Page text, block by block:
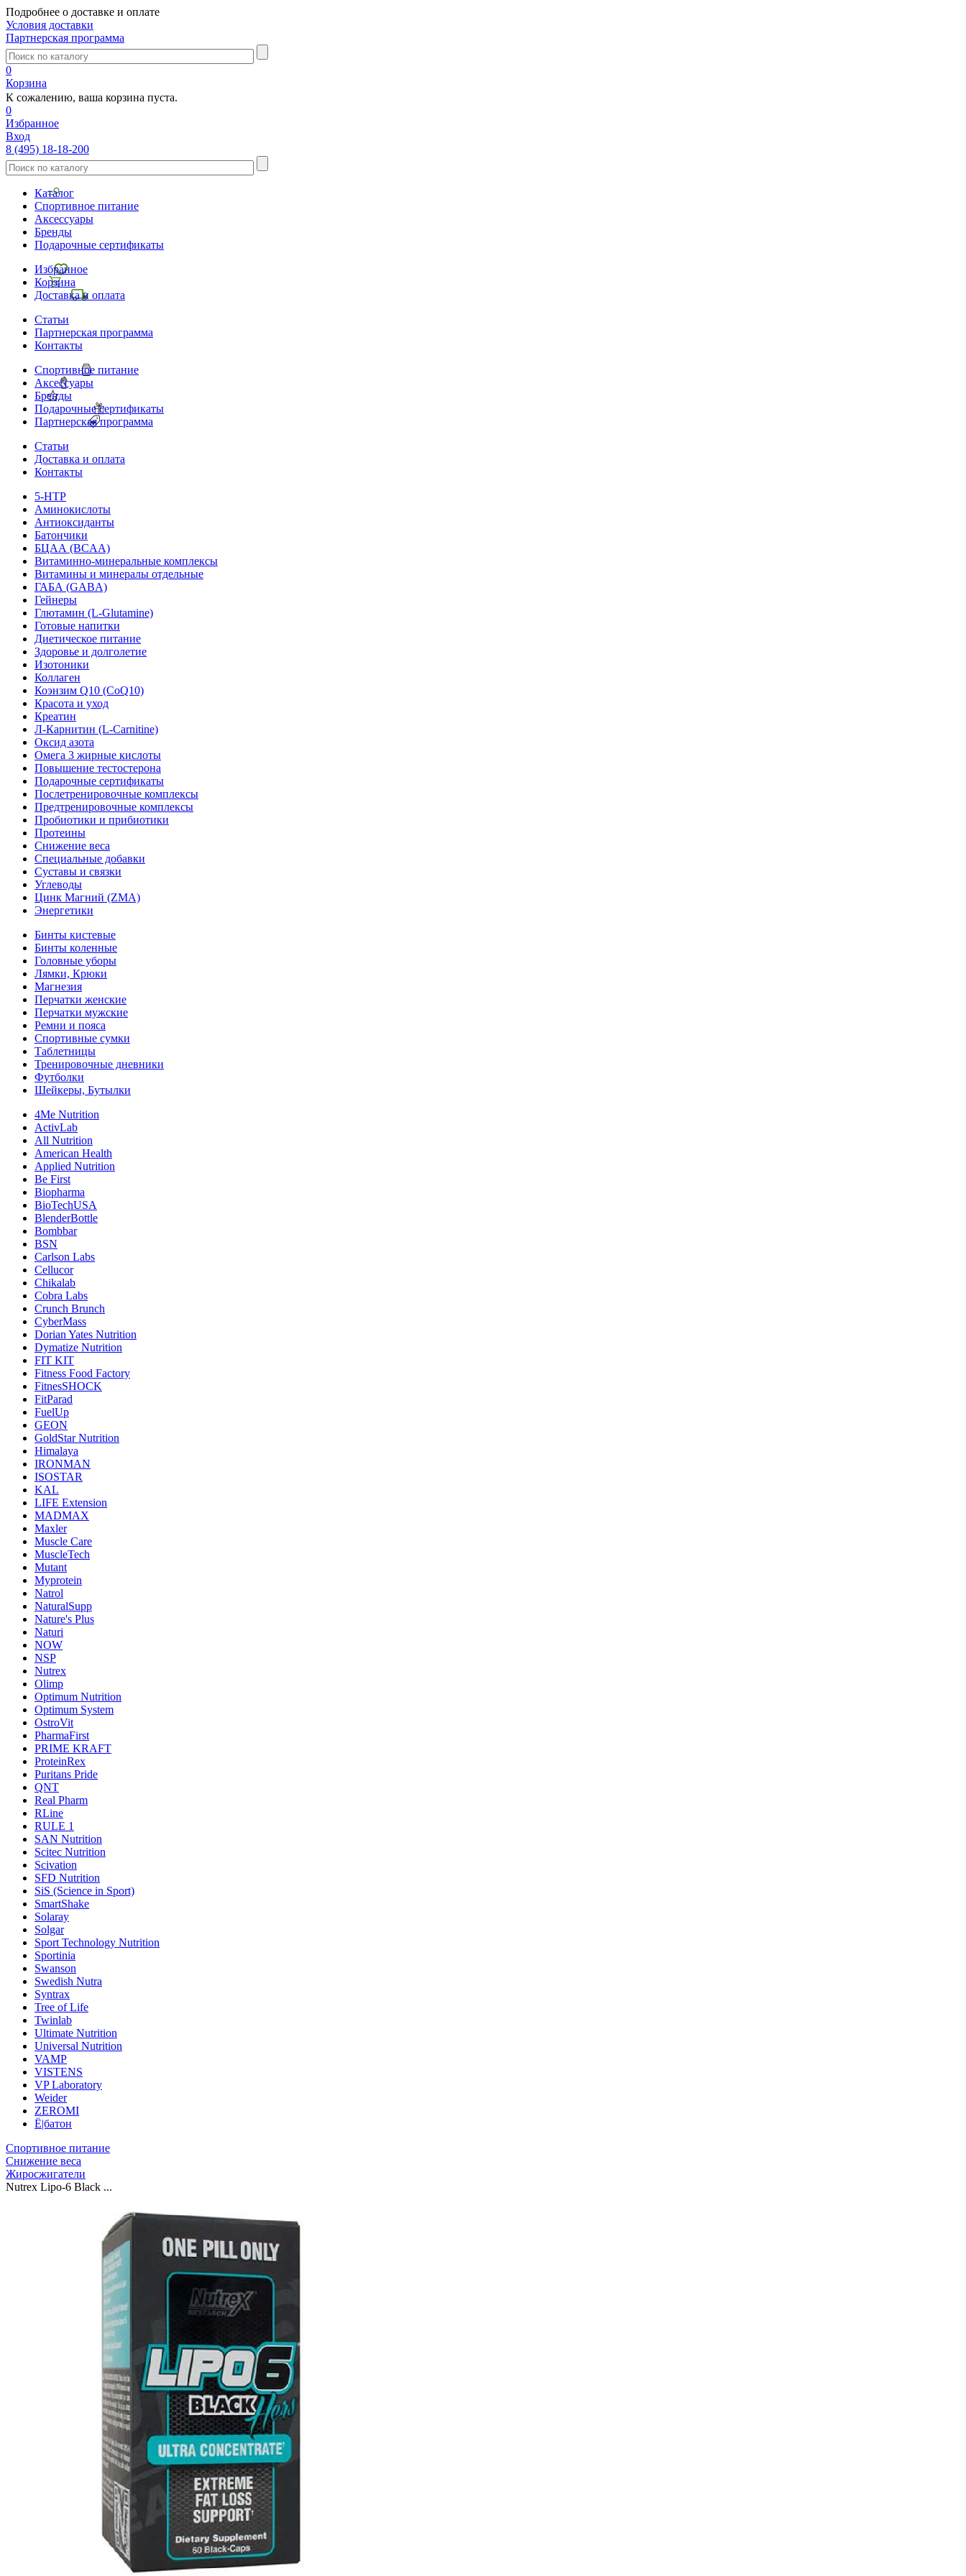
Подробнее о доставке и оплате
Условия доставки
Партнерская программа
0
Корзина
К сожалению, ваша корзина пуста.
0
Избранное
Вход
8 (495) 18-18-200
Каталог
Спортивное питание
Аксессуары
Бренды
Подарочные сертификаты
Избранное
Корзина
Доставка и оплата
Статьи
Партнерская программа
Контакты
Спортивное питание
Аксессуары
Бренды
Подарочные сертификаты
Партнерская программа
Статьи
Доставка и оплата
Контакты
5-HTP
Аминокислоты
Антиоксиданты
Батончики
БЦАА (BCAA)
Витаминно-минеральные комплексы
Витамины и минералы отдельные
ГАБА (GABA)
Гейнеры
Глютамин (L-Glutamine)
Готовые напитки
Диетическое питание
Здоровье и долголетие
Изотоники
Коллаген
Коэнзим Q10 (CoQ10)
Красота и уход
Креатин
Л-Карнитин (L-Сarnitine)
Оксид азота
Омега 3 жирные кислоты
Повышение тестостерона
Подарочные сертификаты
Послетренировочные комплексы
Предтренировочные комплексы
Пробиотики и прибиотики
Протеины
Снижение веса
Специальные добавки
Суставы и связки
Углеводы
Цинк Магний (ZMA)
Энергетики
Бинты кистевые
Бинты коленные
Головные уборы
Лямки, Крюки
Магнезия
Перчатки женские
Перчатки мужские
Ремни и пояса
Спортивные сумки
Таблетницы
Тренировочные дневники
Футболки
Шейкеры, Бутылки
4Me Nutrition
ActivLab
All Nutrition
American Health
Applied Nutrition
Be First
Biopharma
BioTechUSA
BlenderBottle
Bombbar
BSN
Carlson Labs
Cellucor
Chikalab
Cobra Labs
Crunch Brunch
CyberMass
Dorian Yates Nutrition
Dymatize Nutrition
FIT KIT
Fitness Food Factory
FitnesSHOCK
FitParad
FuelUp
GEON
GoldStar Nutrition
Himalaya
IRONMAN
ISOSTAR
KAL
LIFE Extension
MADMAX
Maxler
Muscle Care
MuscleTech
Mutant
Myprotein
Natrol
NaturalSupp
Nature's Plus
Naturi
NOW
NSP
Nutrex
Olimp
Optimum Nutrition
Optimum System
OstroVit
PharmaFirst
PRIME KRAFT
ProteinRex
Puritans Pride
QNT
Real Pharm
RLine
RULE 1
SAN Nutrition
Scitec Nutrition
Scivation
SFD Nutrition
SiS (Science in Sport)
SmartShake
Solaray
Solgar
Sport Technology Nutrition
Sportinia
Swanson
Swedish Nutra
Syntrax
Tree of Life
Twinlab
Ultimate Nutrition
Universal Nutrition
VAMP
VISTENS
VP Laboratory
Weider
ZEROMI
Ё|батон
Спортивное питание
Снижение веса
Жиросжигатели
Nutrex Lipo-6 Black ...